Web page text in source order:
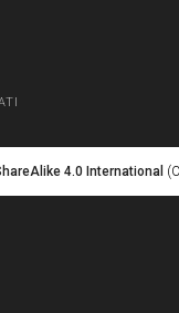
4.0 International